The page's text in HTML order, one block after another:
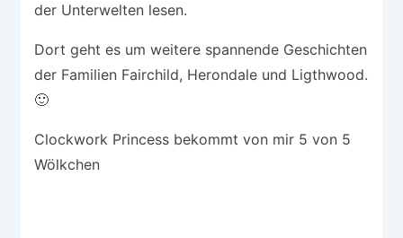
der Unterwelten lesen.
Dort geht es um weitere spannende Geschichten
der Familien Fairchild, Herondale und Ligthwood.
🙂
Clockwork Princess bekommt von mir 5 von 5
Wölkchen